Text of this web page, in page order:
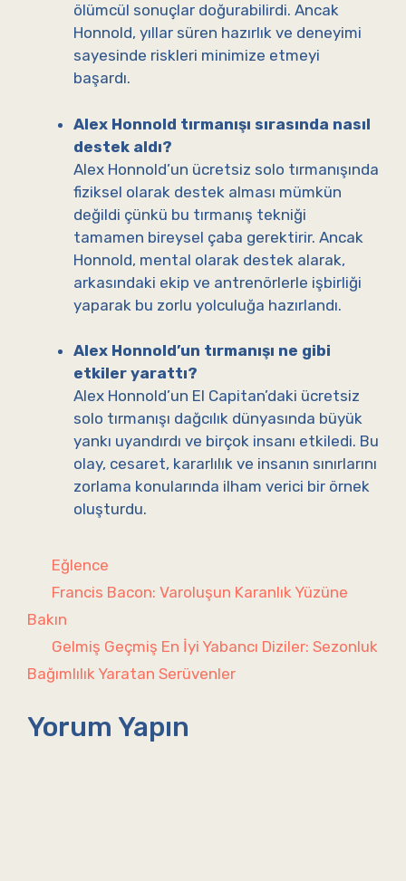
ölümcül sonuçlar doğurabilirdi. Ancak
Honnold, yıllar süren hazırlık ve deneyimi
sayesinde riskleri minimize etmeyi
başardı.
Alex Honnold tırmanışı sırasında nasıl
destek aldı?
Alex Honnold’un ücretsiz solo tırmanışında
fiziksel olarak destek alması mümkün
değildi çünkü bu tırmanış tekniği
tamamen bireysel çaba gerektirir. Ancak
Honnold, mental olarak destek alarak,
arkasındaki ekip ve antrenörlerle işbirliği
yaparak bu zorlu yolculuğa hazırlandı.
Alex Honnold’un tırmanışı ne gibi
etkiler yarattı?
Alex Honnold’un El Capitan’daki ücretsiz
solo tırmanışı dağcılık dünyasında büyük
yankı uyandırdı ve birçok insanı etkiledi. Bu
olay, cesaret, kararlılık ve insanın sınırlarını
zorlama konularında ilham verici bir örnek
oluşturdu.
Kategoriler
Eğlence
Francis Bacon: Varoluşun Karanlık Yüzüne
Bakın
Gelmiş Geçmiş En İyi Yabancı Diziler: Sezonluk
Bağımlılık Yaratan Serüvenler
Yorum Yapın